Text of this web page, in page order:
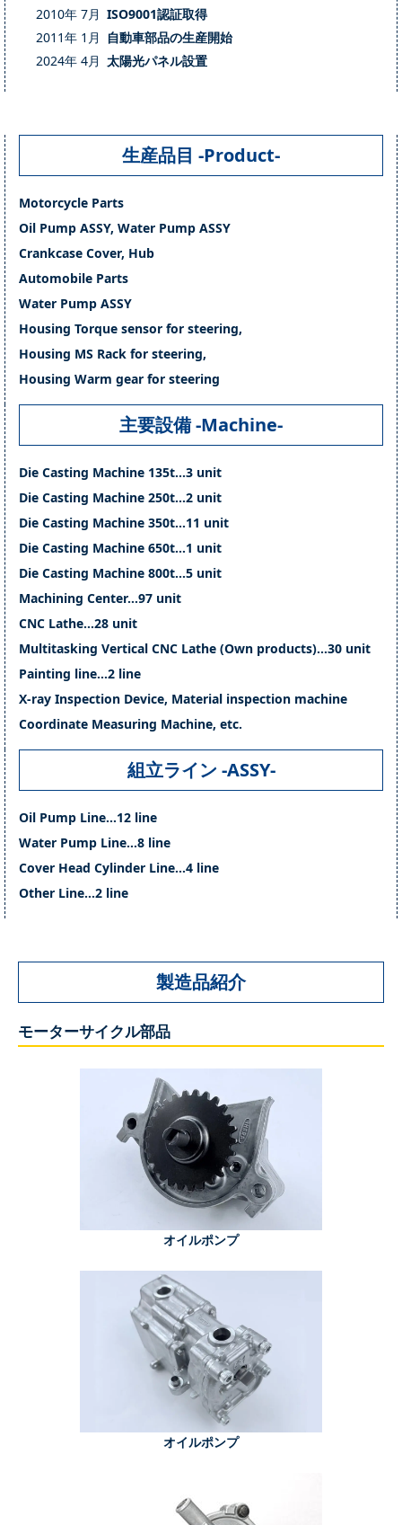
2010年 7月 ISO9001認証取得
2011年 1月
自動車部品の生産開始
2024年 4月 太陽光パネル設置
生産品目 -Product-
Motorcycle Parts
Oil Pump ASSY, Water Pump ASSY
Crankcase Cover, Hub
Automobile Parts
Water Pump ASSY
Housing Torque sensor for steering,
Housing MS Rack for steering,
Housing Warm gear for steering
主要設備 -Machine-
Die Casting Machine 135t…3 unit
Die Casting Machine 250t…2 unit
Die Casting Machine 350t…11 unit
Die Casting Machine 650t…1 unit
Die Casting Machine 800t…5 unit
Machining Center…97 unit
CNC Lathe…28 unit
Multitasking Vertical CNC Lathe (Own products)…30 unit
Painting line…2 line
X-ray Inspection Device, Material inspection machine
Coordinate Measuring Machine, etc.
組立ライン -ASSY-
Oil Pump Line…12 line
Water Pump Line…8 line
Cover Head Cylinder Line…4 line
Other Line…2 line
製造品紹介
モーターサイクル部品
オイルポンプ
オイルポンプ